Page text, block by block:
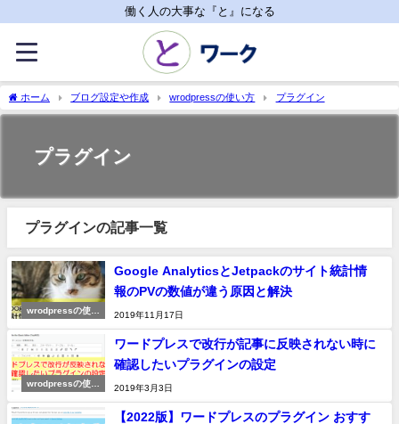
働く人の大事な『と』になる
ホーム ブログ設定や作成 wrodpressの使い方 プラグイン
プラグイン
プラグインの記事一覧
wrodpressの使い
Google AnalyticsとJetpackのサイト統計情
報のPVの数値が違う原因と解決
2019年11月17日
wrodpressの使い
ワードプレスで改行が記事に反映されない時に
確認したいプラグインの設定
2019年3月3日
【2022版】ワードプレスのプラグイン おすす